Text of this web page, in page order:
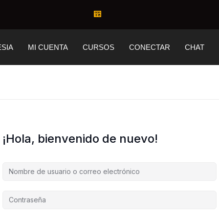
MI CUENTA CURSOS CONECTAR CHAT
¡Hola, bienvenido de nuevo!